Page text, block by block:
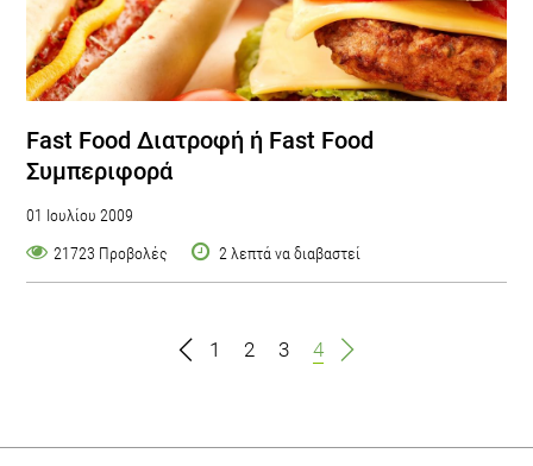
Fast Food Διατροφή ή Fast Food
Συμπεριφορά
01 Ιουλίου 2009
21723 Προβολές
2 λεπτά να διαβαστεί
1 2 3 4